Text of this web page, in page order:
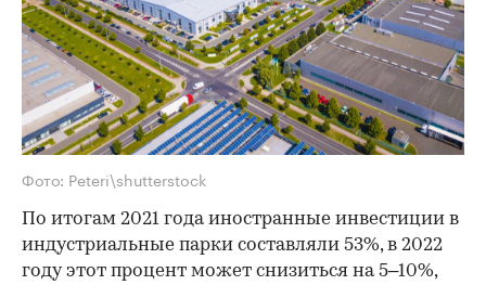
Фото: Peteri\shutterstock
По итогам 2021 года иностранные инвестиции в
индустриальные парки составляли 53%, в 2022
году этот процент может снизиться на 5–10%,